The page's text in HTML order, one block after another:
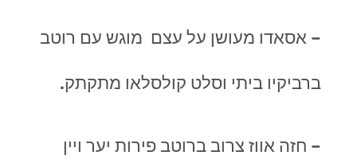
– אסאדו מעושן על עצם מוגש עם רוטב
ברביקיו ביתי וסלט קולסלאו מתקתק.
– חזה אווז צרוב ברוטב פירות יער ויין